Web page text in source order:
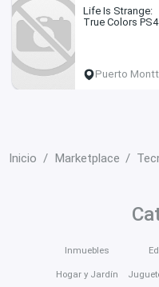
Life Is Strange:
True Colors PS4
Puerto Montt
Inicio Marketplace
Inmuebles
Hogar y Jardín